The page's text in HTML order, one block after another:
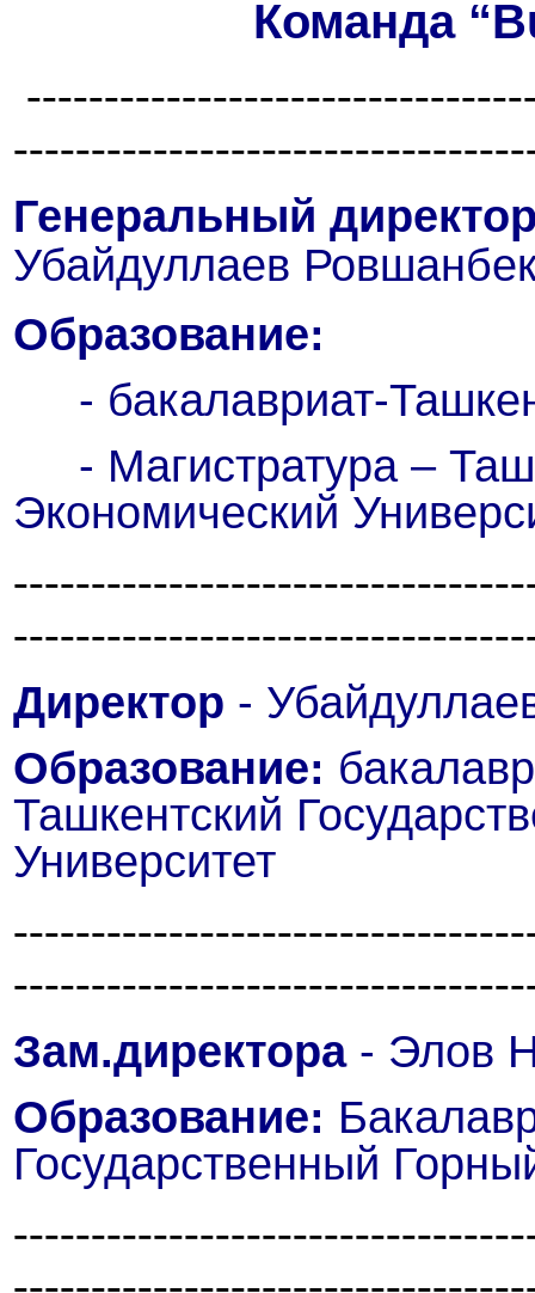
Команда “
Генеральный
Убайдуллаев
Образование:
- бакалавриат-
- Магистратура –
Экономический
Директор -
Образование:
Ташкентский
Университет
Зам.директора - Элов
Образование:
Государственный